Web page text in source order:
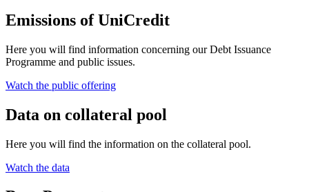
Emissions of UniCredit
Here you will find information concerning our Debt Issuance
Programme and public issues.
Watch the public offering
Data on collateral pool
Here you will find the information on the collateral pool.
Watch the data